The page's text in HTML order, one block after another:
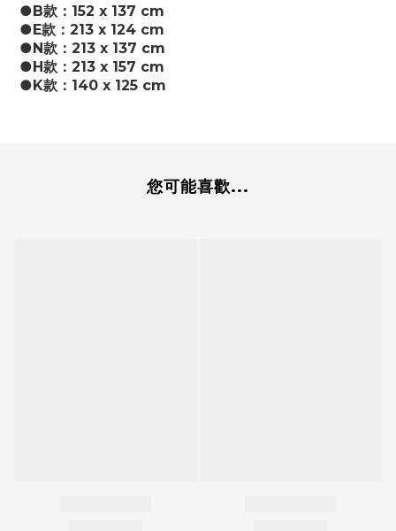
●B款：152 x 137 cm
●E款：213 x 124 cm
●N款：213 x 137 cm
●H款：213 x 157 cm
●K款：140 x 125 cm
您可能喜歡...